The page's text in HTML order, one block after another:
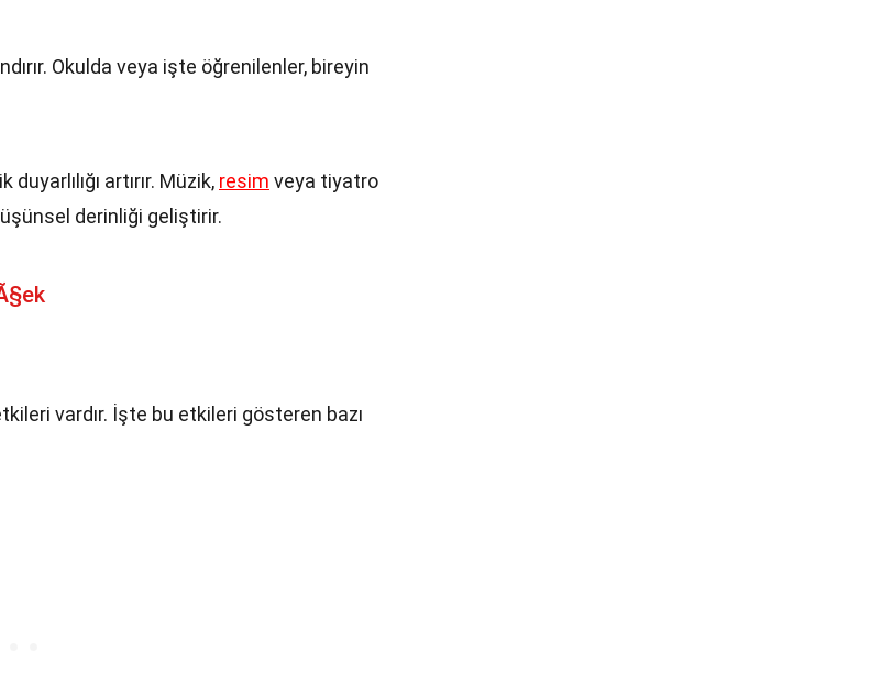
Okulda veya işte öğrenilenler, bireyin
artırır. Müzik, resim veya tiyatro
derinliği geliştirir.
vardır. İşte bu etkileri gösteren bazı